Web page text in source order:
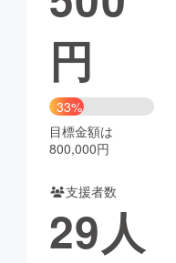
CAMPFIRE Creation
コミュニティ
円
33%
目標金額は
800,000円
支援者数
29人